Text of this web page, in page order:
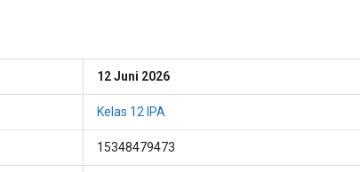
12 Juni 2026
Kelas 12 IPA
15348479473